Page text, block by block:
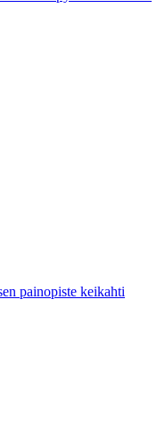
painopiste keikahti